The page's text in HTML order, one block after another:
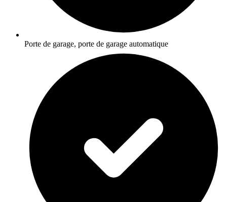
Porte de garage, porte de garage automatique